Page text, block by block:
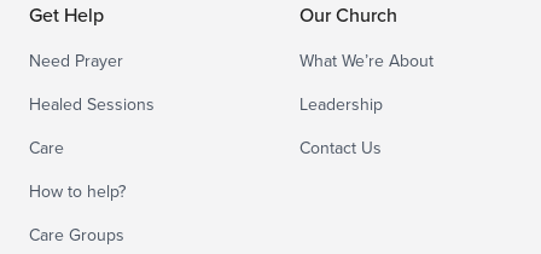
Get Help
Need Prayer
Healed Sessions
Care
How to help?
Care Groups
Our Church
What We’re About
Leadership
Contact Us